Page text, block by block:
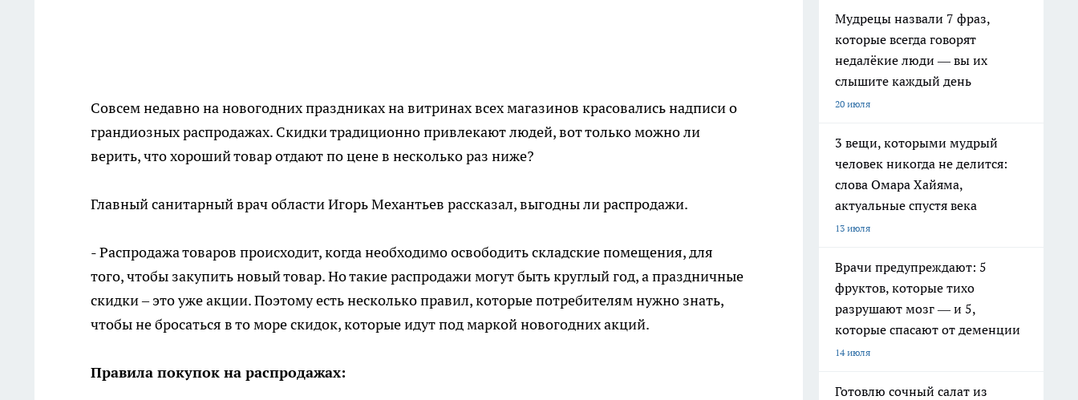
Совсем недавно на новогодних праздниках на витринах всех магазинов красовались надписи о
грандиозных распродажах. Скидки традиционно привлекают людей, вот только можно ли
верить, что хороший товар отдают по цене в несколько раз ниже?
Главный санитарный врач области Игорь Механтьев рассказал, выгодны ли распродажи.
- Распродажа товаров происходит, когда необходимо освободить складские помещения, для
того, чтобы закупить новый товар. Но такие распродажи могут быть круглый год, а праздничные
скидки – это уже акции. Поэтому есть несколько правил, которые потребителям нужно знать,
чтобы не бросаться в то море скидок, которые идут под маркой новогодних акций.
Правила покупок на распродажах:
Мудрецы назвали 7 фраз,
которые всегда говорят
недалёкие люди — вы их
слышите каждый день
20 июля
3 вещи, которыми мудрый
человек никогда не делится:
слова Омара Хайяма,
актуальные спустя века
13 июля
Врачи предупреждают: 5
фруктов, которые тихо
разрушают мозг — и 5,
которые спасают от деменции
14 июля
Готовлю сочный салат из